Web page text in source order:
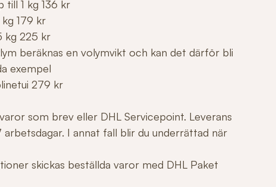
till 1 kg 136 kr
179 kr
kg 225 kr
beräknas en volymvikt och kan det därför bli
exempel
279 kr
som brev eller DHL Servicepoint. Leverans
I annat fall blir du underrättad när
skickas beställda varor med DHL Paket